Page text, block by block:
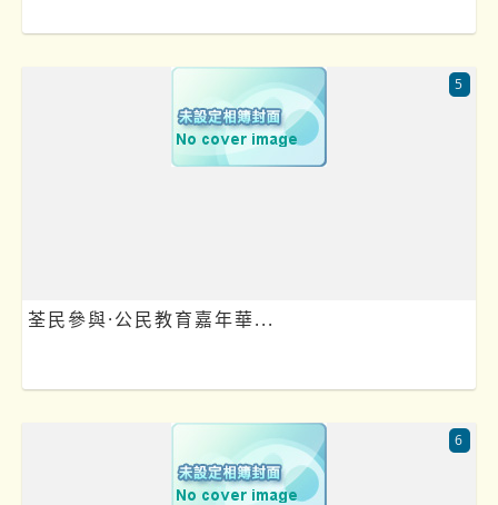
荃民參與·公民教育嘉年華...
5
6